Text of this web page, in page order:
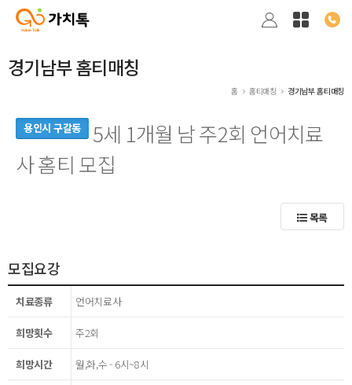
경기남부 홈티매칭
홈 홈티매칭 경기남부 홈티매칭
용인시 구갈동
5세 1개월 남 주2회 언어치료
사 홈티 모집
목록
모집요강
치료종류 언어치료사
희망횟수 주2회
희망시간 월,화,수 - 6시~8시